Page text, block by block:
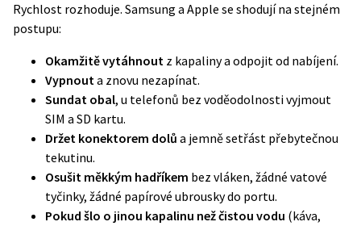
Rychlost rozhoduje. Samsung a Apple se shodují na stejném
postupu:
Okamžitě vytáhnout z kapaliny a odpojit od nabíjení.
Vypnouta znovu nezapínat.
Sundat obal, u telefonů bez voděodolnosti vyjmout
SIM a SD kartu.
Držet konektorem dolů a jemně setřást přebytečnou
tekutinu.
Osušit měkkým hadříkem bez vláken, žádné vatové
tyčinky, žádné papírové ubrousky do portu.
Pokud šlo o jinou kapalinu než čistou vodu (káva,